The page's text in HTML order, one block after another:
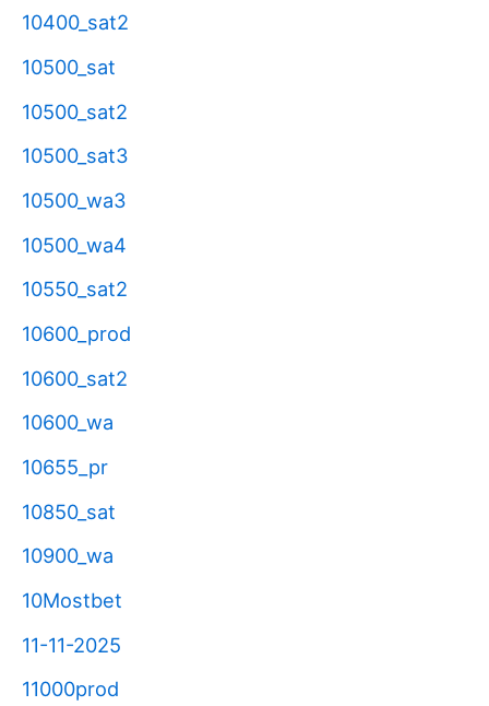
10400_sat2
10500_sat
10500_sat2
10500_sat3
10500_wa3
10500_wa4
10550_sat2
10600_prod
10600_sat2
10600_wa
10655_pr
10850_sat
10900_wa
10Mostbet
11-11-2025
11000prod